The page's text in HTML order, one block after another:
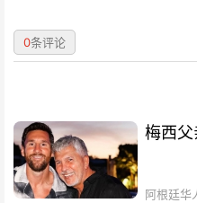
0条评论
梅西
阿根廷华